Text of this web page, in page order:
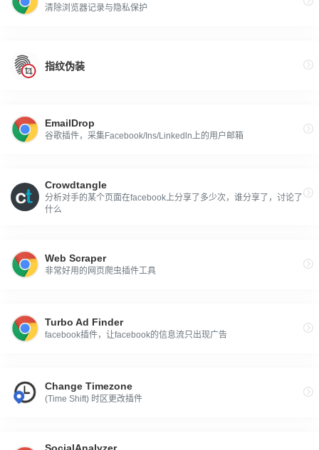
清除浏览器记录与隐私保护
指纹伪装
EmailDrop
谷歌插件，采集Facebook/Ins/Linkedln上的用户邮箱
Crowdtangle
分析对手的某个页面在facebook上分享了多少次，谁分享了，讨论了
什么
Web Scraper
非常好用的网页爬虫插件工具
Turbo Ad Finder
facebook插件，让facebook的信息流只出现广告
Change Timezone
(Time Shift) 时区更改插件
SocialAnalyzer